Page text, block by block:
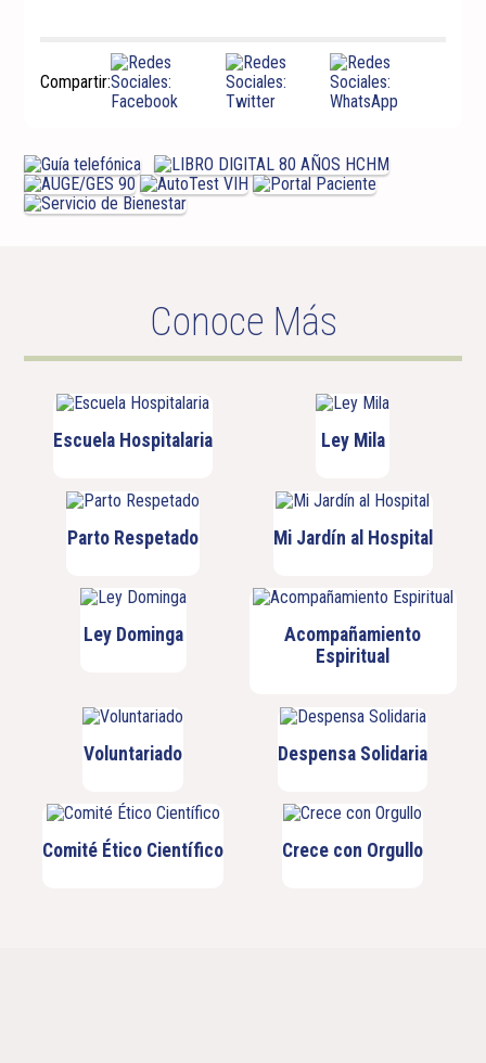
Compartir:
Conoce Más
Escuela Hospitalaria Ley Mila
Parto Respetado Mi Jardín al Hospital
Ley Dominga
Acompañamiento
Espiritual
Voluntariado Despensa Solidaria
Comité Ético Científico Crece con Orgullo